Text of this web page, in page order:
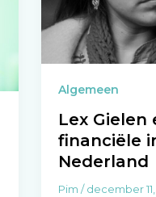
Algemeen
Lex
financiële
Nederland
Pim/december